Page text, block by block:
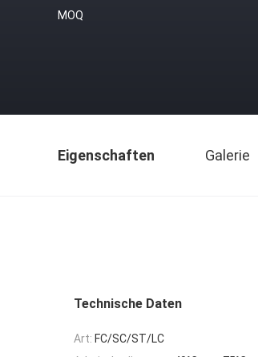
MOQ
Eigenschaften Galerie
Technische Daten
Art: FC/SC/ST/LC